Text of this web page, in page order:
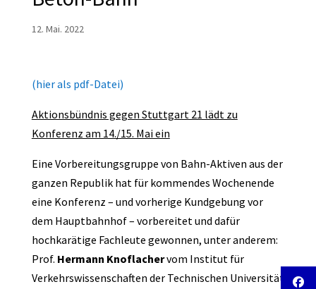
12. Mai. 2022
(hier als pdf-Datei)
Aktionsbündnis gegen Stuttgart 21 lädt zu
Konferenz am 14./15. Mai ein
Eine Vorbereitungsgruppe von Bahn-Aktiven aus der
ganzen Republik hat für kommendes Wochenende
eine Konferenz – und vorherige Kundgebung vor
dem Hauptbahnhof – vorbereitet und dafür
hochkarätige Fachleute gewonnen, unter anderem:
Prof. Hermann Knoflachervom Institut für
Verkehrswissenschaften der Technischen Universität